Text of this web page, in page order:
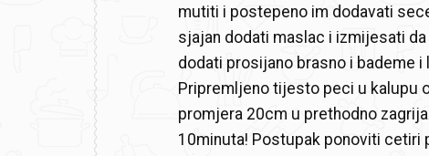
mutiti i postepeno im dodavati
sjajan dodati maslac i izmijesati
dodati prosijano brasno i bademe
Pripremljeno tijesto peci u kalupu
promjera 20cm u prethodno
10minuta! Postupak ponoviti cetiri